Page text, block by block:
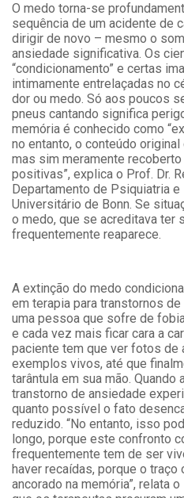
O medo torna-se
sequência de um acidente de
dirigir de novo – mesmo o
ansiedade significativa. Os
“condicionamento” e certas
intimamente entrelaçadas no
dor ou medo. Só aos poucos
pneus cantando significa
memória é conhecido como
no entanto, o conteúdo
mas sim meramente
positivas”, explica o Prof. Dr.
Departamento de Psiquiatria
Universitário de Bonn. Se
o medo, que se acreditava ter
frequentemente reaparece.
A extinção do medo
em terapia para transtornos
uma pessoa que sofre de
e cada vez mais ficar cara a
paciente tem que ver fotos de
exemplos vivos, até que
tarântula em sua mão.
transtorno de ansiedade
quanto possível o fato
reduzido. “No entanto, isso
longo, porque este confronto
frequentemente tem de ser
haver recaídas, porque o
ancorado na memória”, relata